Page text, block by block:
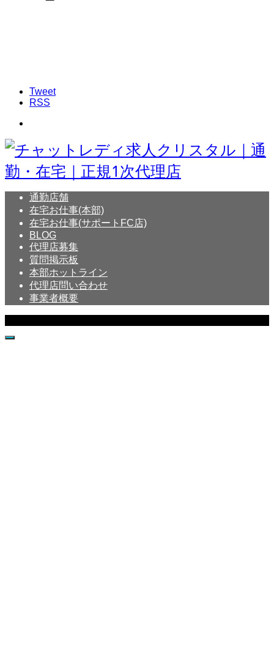
Tweet
RSS
通勤店舗
在宅お仕事(本部)
在宅お仕事(サポートFC店)
BLOG
代理店募集
質問掲示板
本部ホットライン
代理店問い合わせ
事業者概要